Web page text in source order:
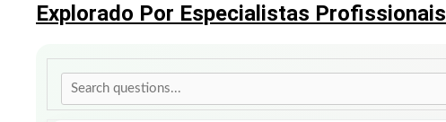
Explorado Por Especialistas Profissionais